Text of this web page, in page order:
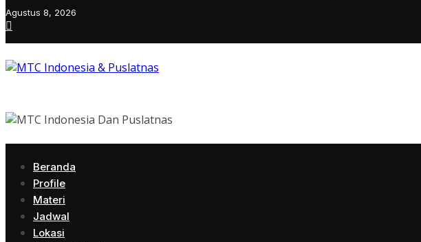
Agustus 8, 2026
Beranda
Profile
Materi
Jadwal
Lokasi